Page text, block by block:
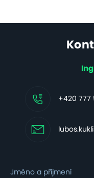
+420 777
Jméno a příjmení